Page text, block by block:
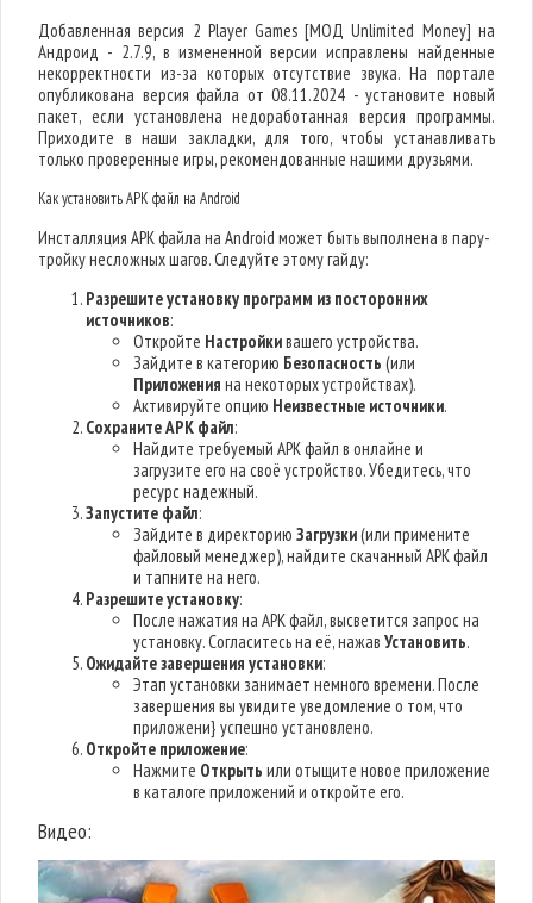
Добавленная версия 2 Player Games [МОД Unlimited Money] на
Андроид - 2.7.9, в измененной версии исправлены найденные
некорректности из-за которых отсутствие звука. На портале
опубликована версия файла от 08.11.2024 - установите новый
пакет, если установлена недоработанная версия программы.
Приходите в наши закладки, для того, чтобы устанавливать
только проверенные игры, рекомендованные нашими друзьями.
Как установить APK файл на Android
Инсталляция APK файла на Android может быть выполнена в пару-
тройку несложных шагов. Следуйте этому гайду:
Разрешите установку программ из посторонних
источников:
Откройте Настройкивашего устройства.
Зайдите в категорию Безопасность (или
Приложения на некоторых устройствах).
Активируйте опцию Неизвестные источники.
Сохраните APK файл:
Найдите требуемый APK файл в онлайне и
загрузите его на своё устройство. Убедитесь, что
ресурс надежный.
Запустите файл:
Зайдите в директориюЗагрузки(или примените
файловый менеджер), найдите скачанный APK файл
и тапните на него.
Разрешите установку:
После нажатия на APK файл, высветится запрос на
установку. Согласитесь на её, нажавУстановить.
Ожидайте завершения установки:
Этап установки занимает немного времени. После
завершения вы увидите уведомление о том, что
приложени} успешно установлено.
Откройте приложение:
Нажмите Открыть или отыщите новое приложение
в каталоге приложений и откройте его.
Видео: